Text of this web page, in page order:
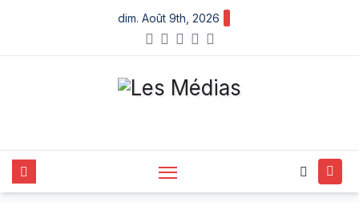
content
dim. Août 9th, 2026